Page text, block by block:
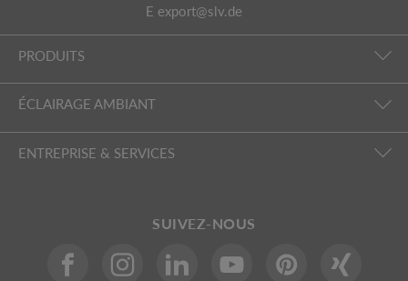
E export@slv.de
PRODUITS
ÉCLAIRAGE AMBIANT
ENTREPRISE & SERVICES
SUIVEZ-NOUS